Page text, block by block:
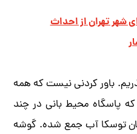
شهر تهران از احداث
باور کردنی نیست که همه
پاسگاه محیط بانی در چند
توسکا آب جمع شده. گوشه